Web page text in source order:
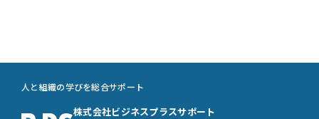
人と組織の学びを総合サポート
株式会社ビジネスプラスサポート